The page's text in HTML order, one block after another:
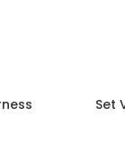
Set